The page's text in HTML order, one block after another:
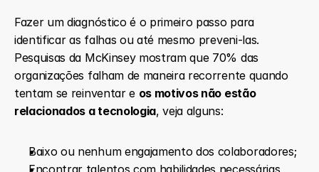
Fazer um diagnóstico é o primeiro passo para
identificar as falhas ou até mesmo preveni-las.
Pesquisas da McKinsey mostram que 70% das
organizações falham de maneira recorrente quando
tentam se reinventar e os motivos não estão
relacionados a tecnologia, veja alguns:
Baixo ou nenhum engajamento dos colaboradores;
Encontrar talentos com habilidades necessárias